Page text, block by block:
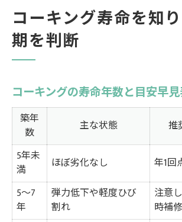
コーキング寿命を知
期を判断
コーキングの寿命年数と目安早
築年
数
主な状態
推
5年未
満
ほぼ劣化なし
年1回
5〜7
年
弾力低下や軽度ひび
割れ
注意
時補修